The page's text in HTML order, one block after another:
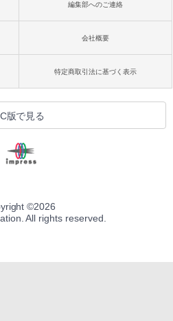
編集部へのご連絡
会社概要
特定商取引法に基づく表示
版で見る
©2026
All rights reserved.